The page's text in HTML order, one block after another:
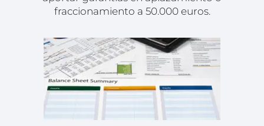
fraccionamiento a 50.000 euros.